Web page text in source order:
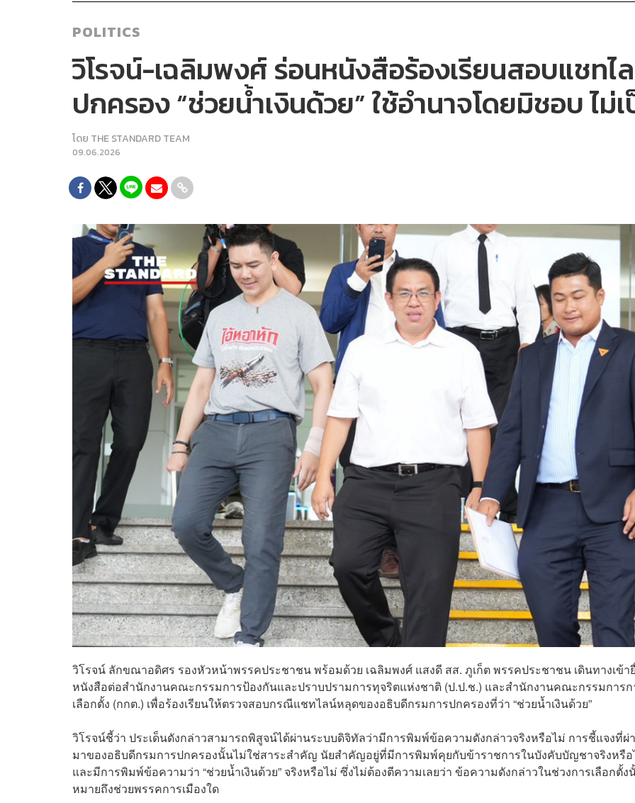
POLITICS
วิโรจน์-เฉลิมพงศ์ ร่อนหนังสือร้องเรียนสอบแชทไ
ปกครอง “ช่วยน้ำเงินด้วย” ใช้อำนาจโดยมิชอบ ไม่
โดย THE STANDARD TEAM
09.06.2026
วิโรจน์ ลักขณาอดิศร รองหัวหน้าพรรคประชาชน พร้อมด้วย เฉลิมพงศ์ แสงดี สส. ภูเก็ต พรรคประชาชน เดินทางเข้า
หนังสือต่อสำนักงานคณะกรรมการป้องกันและปราบปรามการทุจริตแห่งชาติ (ป.ป.ช.) และสำนักงานคณะกรรมการก
เลือกตั้ง (กกต.) เพื่อร้องเรียนให้ตรวจสอบกรณีแชทไลน์หลุดของอธิบดีกรมการปกครองที่ว่า “ช่วยน้ำเงินด้วย”
วิโรจน์ชี้ว่า ประเด็นดังกล่าวสามารถพิสูจน์ได้ผ่านระบบดิจิทัลว่ามีการพิมพ์ข้อความดังกล่าวจริงหรือไม่ การชี้แจงที่ผ่
มาของอธิบดีกรมการปกครองนั้นไม่ใช่สาระสำคัญ นัยสำคัญอยู่ที่มีการพิมพ์คุยกับข้าราชการในบังคับบัญชาจริงหรือ
และมีการพิมพ์ข้อความว่า “ช่วยน้ำเงินด้วย” จริงหรือไม่ ซึ่งไม่ต้องตีความเลยว่า ข้อความดังกล่าวในช่วงการเลือกตั้ง
หมายถึงช่วยพรรคการเมืองใด